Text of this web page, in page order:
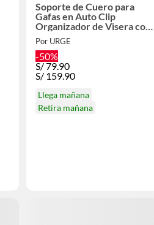
Soporte de Cuero para
Gafas en Auto Clip
Organizador de Visera con
Cierre Magnético Premium
Gris
Por URGE
-50%
S/79.90
S/ 159.90
Llega mañana
Retira mañana